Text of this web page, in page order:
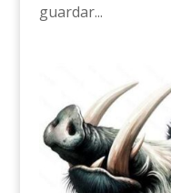
guardar...